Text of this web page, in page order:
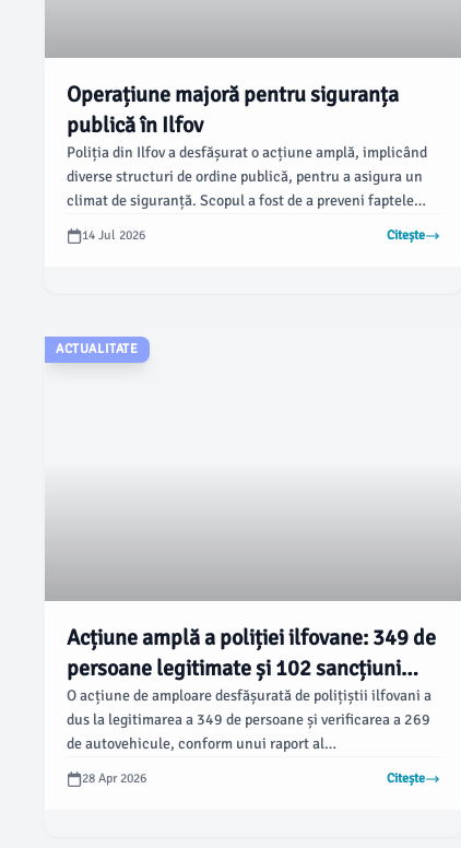
Operațiune majoră pentru siguranța
publică în Ilfov
Poliția din Ilfov a desfășurat o acțiune amplă, implicând
diverse structuri de ordine publică, pentru a asigura un
climat de siguranță. Scopul a fost de a preveni faptele
ilegale și de a depista persoanele aflate sub influența
substanțelor interzise, informează jurnaluldeilfov.ro.
14 Jul 2026 Citește
ACTUALITATE
Acțiune amplă a poliției ilfovane: 349 de
persoane legitimate și 102 sancțiuni
aplicate
O acțiune de amploare desfășurată de polițiștii ilfovani a
dus la legitimarea a 349 de persoane și verificarea a 269
de autovehicule, conform unui raport al
jurnaluldeilfov.ro. Aceasta a implicat structuri din cadrul
poliției și jandarmeriei și a vizat atât prevenirea
28 Apr 2026 Citește